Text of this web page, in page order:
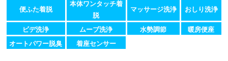
便ふた着脱
本体ワンタッチ着
脱
マッサージ洗浄 おしり洗浄
ビデ洗浄 ムーブ洗浄 水勢調節
暖房便座
オートパワー脱臭
着座センサー